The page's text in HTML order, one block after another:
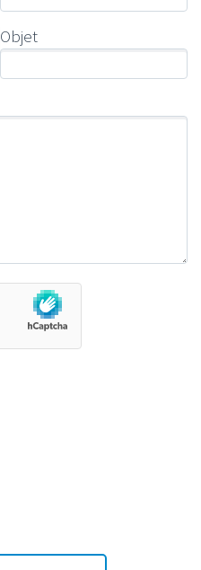
Objet